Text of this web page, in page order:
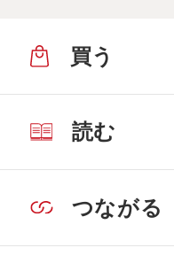
買う
読む
つながる